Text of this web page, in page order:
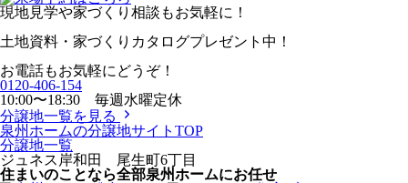
現地見学や家づくり相談もお気軽に！
土地資料・家づくりカタログプレゼント中！
お電話もお気軽にどうぞ！
0120-406-154
10:00〜18:30 毎週水曜定休
分譲地一覧を見る
泉州ホームの分譲地サイトTOP
分譲地一覧
ジュネス岸和田 尾生町6丁目
住まいのことなら全部泉州ホームにお任せ